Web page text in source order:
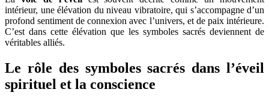
intérieur, une élévation du niveau vibratoire, qui s’accompagne d’un
profond sentiment de connexion avec l’univers, et de paix intérieure.
C’est dans cette élévation que les symboles sacrés deviennent de
véritables alliés.
Le rôle des symboles sacrés dans l’éveil
spirituel et la conscience